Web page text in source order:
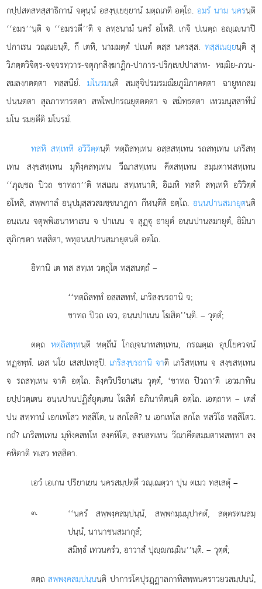
กปฺปสตสหสฺสาธิกานํ จตุนฺนํ อสงฺขฺเยยฺยานํ มตฺถเกติ อตฺโถ.อมรํ นาม นครนฺติ
‘‘อมร’’นฺติ จ ‘‘อมรวตี’’ติ จ ลทฺธนามํ นครํ อโหสิ. เกจิ ปเนตฺถ อฺเนาปิ
ปกาเรน วณฺณยนฺติ, กึ เตหิ, นามมตฺตํ ปเนตํ ตสฺส นครสฺส.ทสฺสเนยฺยนฺติ สุ
วิภตฺตวิจิตฺร-จจฺจรทฺวาร-จตุกฺกสิงฺฆาฏิก-ปาการ-ปริกฺเขปปาสาท- หมฺมิย-ภวน-
สมลงฺกตตฺตา ทสฺสนียํ. มโนรมนฺติ สมสุจิปรมรมณียภูมิภาคตฺตา ฉายูทกสมฺ
ปนฺนตฺตา สุลภาหารตฺตา สพฺโพปกรณยุตฺตตฺตา จ สมิทฺธตฺตา เทวมนุสฺสาทีนํ
มโน รมยตีติ มโนรมํ.
ทสหิ สทฺเทหิ อวิวิตฺตนฺติ หตฺถิสทฺเทน อสฺสสทฺเทน รถสทฺเทน เภริสทฺ
เทน สงฺขสทฺเทน มุทิงฺคสทฺเทน วีณาสทฺเทน คีตสทฺเทน สมฺมตาฬสทฺเทน
‘‘ภุฺชถ ปิวถ ขาทถา’’ติ ทสเมน สทฺเทนาติ; อิเมหิ ทสหิ สทฺเทหิ อวิวิตฺตํ
อโหสิ, สพฺพกาลํ อนุปมุสฺสวสมชฺชนาฏกา กีฬนฺตีติ อตฺโถ. อนฺนปานสมายุตนฺติ
อนฺเนน จตุพฺพิเธนาหาเรน จ ปาเนน จ สุฏฺุ อายุตํ อนฺนปานสมายุตํ, อิมินา
สุภิกฺขตา ทสฺสิตา, พหุอนฺนปานสมายุตนฺติ อตฺโถ.
อิทานิ เต ทส สทฺเท วตฺถุโต ทสฺสนตฺถํ –
‘‘หตฺถิสทฺทํ อสฺสสทฺทํ, เภริสงฺขรถานิ จ;
ขาทถ ปิวถ เจว, อนฺนปาเนน โฆสิต’’นฺติ. – วุตฺตํ;
ตตฺถหตฺถิสทฺทนฺติ หตฺถีนํ โกฺจนาทสทฺเทน, กรณตฺเถ อุปโยควจนํ
ทฏฺพฺพํ. เอส นโย เสสปเทสุปิ. เภริสงฺขรถานิ จาติ เภริสทฺเทน จ สงฺขสทฺเทน
จ รถสทฺเทน จาติ อตฺโถ. ลิงฺควิปริยาเสน วุตฺตํ, ‘ขาทถ ปิวถา’ติ เอวมาทิน
ยปฺปวตฺเตน อนฺนปานปฏิสํยุตฺเตน โฆสิตํ อภินาทิตนฺติ อตฺโถ. เอตฺถาห – เตสํ
ปน สทฺทานํ เอกเทโสว ทสฺสิโต, น สกโลติ? น เอกเทโส สกโล ทสวิโธ ทสฺสิโตว.
กถํ? เภริสทฺเทน มุทิงฺคสทฺโท สงฺคหิโต, สงฺขสทฺเทน วีณาคีตสมฺมตาฬสทฺทา สงฺ
คหิตาติ ทเสว ทสฺสิตา.
เอวํ เอเกน ปริยาเยน นครสมฺปตฺตึ วณฺเณตฺวา ปุน ตเมว ทสฺเสตุํ –
๓. ‘‘นครํสพฺพงฺคสมฺปนฺนํ, สพฺพกมฺมมุปาคตํ, สตฺตรตนสมฺ
ปนฺนํ, นานาชนสมากุลํ;
สมิทฺธํ เทวนครํว, อาวาสํ ปุฺกมฺมิน’’นฺติ. – วุตฺตํ;
ตตฺถสพฺพงฺคสมฺปนฺนนฺติ ปาการโคปุรฏฺฏาลกาทิสพฺพนคราวยวสมฺปนฺนํ,